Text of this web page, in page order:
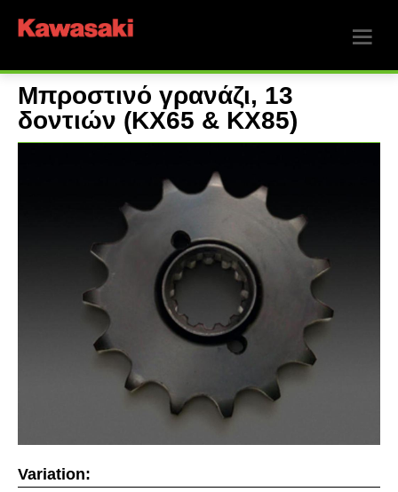
Μπροστινό γρανάζι, 13
δοντιών (KX65 & KX85)
Variation: